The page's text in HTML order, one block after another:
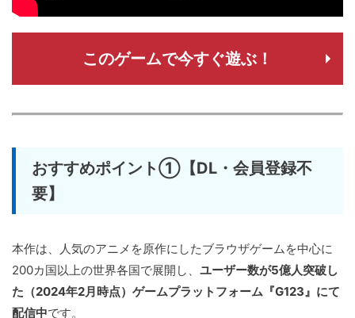
このゲームで今すぐ遊ぶ！
おすすめポイント①【DL・会員登録不
要】
本作は、人気のアニメを原作にしたブラウザゲームを中心に
200カ国以上の世界各国で展開し、 ユーザー数が5億人突破し
た（2024年2月時点）ゲームプラットフォーム『G123』にて
配信中です。